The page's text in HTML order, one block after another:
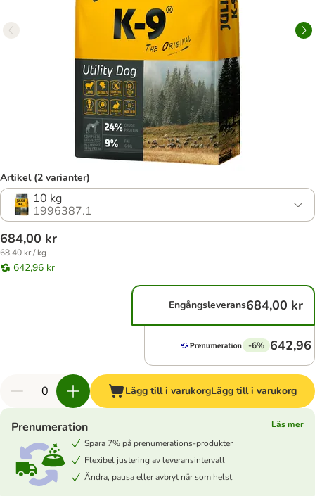
Artikel (2 varianter)
10 kg
1996387.1
684,00 kr
68,40 kr / kg
642,96 kr
Engångsleverans684,00 kr
-6% 642,96
Lägg till i varukorgLägg till i varukorg
Prenumeration
Läs mer
Spara 7% på prenumerations-produkter
Flexibel justering av leveransintervall
Ändra, pausa eller avbryt när som helst